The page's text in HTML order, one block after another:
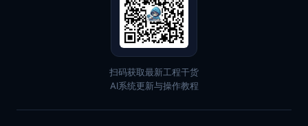
扫码获取最新工程干货
AI系统更新与操作教程